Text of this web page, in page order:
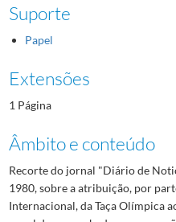
Suporte
Papel
Extensões
1 Página
Âmbito e conteúdo
Recorte do jornal "Diário de
1980, sobre a atribuição, por
Internacional, da Taça Olímpica